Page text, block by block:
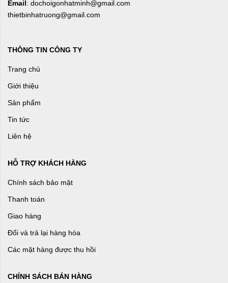
Email: dochoigonhatminh@gmail.com
thietbinhatruong@gmail.com
THÔNG TIN CÔNG TY
Trang chủ
Giới thiệu
Sản phẩm
Tin tức
Liên hệ
HỖ TRỢ KHÁCH HÀNG
Chính sách bảo mật
Thanh toán
Giao hàng
Đổi và trả lại hàng hóa
Các mặt hàng được thu hồi
CHÍNH SÁCH BÁN HÀNG